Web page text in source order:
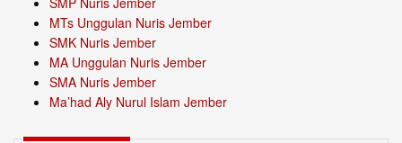
MTs Unggulan Nuris Jember
SMK Nuris Jember
MA Unggulan Nuris Jember
SMA Nuris Jember
Ma’had Aly Nurul Islam Jember